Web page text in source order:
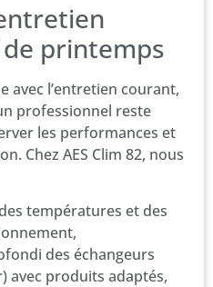
printemps
avec l’entretien courant,
professionnel reste
les performances et
Chez AES Clim 82, nous
températures et des
des échangeurs
avec produits adaptés,